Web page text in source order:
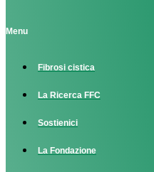
Menu
Fibrosi cistica
La Ricerca FFC
Sostienici
La Fondazione